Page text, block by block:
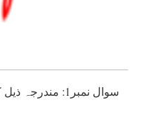
سوال نمبر1: